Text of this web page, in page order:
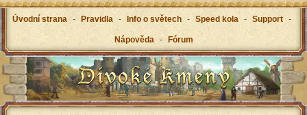
Úvodní strana - Pravidla - Info o světech - Speed kola - Support -
Nápověda - Fórum